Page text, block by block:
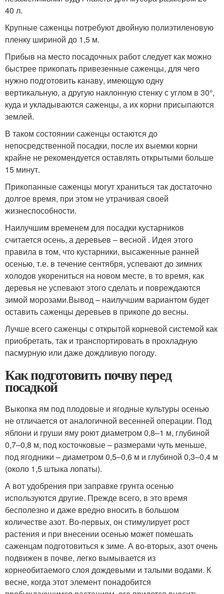
40 л.
Крупные саженцы потребуют двойную полиэтиленовую
пленку шириной до 1,5 м.
Прибыв на место посадочных работ следует как можно
быстрее прикопать привезенные саженцы, для чего
нужно подготовить канаву, имеющую одну
вертикальную, а другую наклонную стенку с углом в 30°,
куда и укладываются саженцы, а их корни присыпаются
землей.
В таком состоянии саженцы остаются до
непосредственной посадки, после их выемки корни
крайне не рекомендуется оставлять открытыми больше
15 минут.
Прикопанные саженцы могут храниться так достаточно
долгое время, при этом не утрачивая своей
жизнеспособности.
Наилучшим временем для посадки кустарников
считается осень, а деревьев – весной . Идея этого
правила в том, что кустарники, высаженные ранней
осенью, т.е. в течение сентября, успевают до зимних
холодов укорениться на новом месте, в то время, как
деревья не успевают этого сделать и повреждаются
зимой морозами.Вывод – наилучшим вариантом будет
оставить саженцы деревьев в прикопе до весны.
Лучше всего саженцы с открытой корневой системой как
приобретать, так и транспортировать в прохладную
пасмурную или даже дождливую погоду.
Как подготовить почву перед
посадкой
Выкопка ям под плодовые и ягодные культуры осенью
не отличается от аналогичной весенней операции. Под
яблони и груши яму роют диаметром 0,8–1 м, глубиной
0,7–0,8 м, под косточковые – размерами чуть меньше,
под ягодники – диаметром 0,5–0,6 м и глубиной 0,3–0,4 м
(около 1,5 штыка лопаты).
А вот удобрения при заправке грунта осенью
используются другие. Прежде всего, в это время
бесполезно и даже вредно вносить в большом
количестве азот. Во-первых, он стимулирует рост
растения и при внесении осенью может помешать
саженцам подготовиться к зиме. А во-вторых, азот очень
подвижен в почве, легко вымывается из
корнеобитаемого слоя дождевыми и талыми водами. К
весне, когда этот элемент понадобится